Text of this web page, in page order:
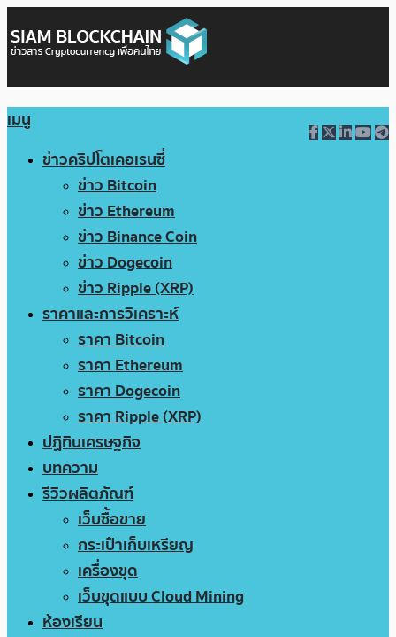
เมนู
ข่าวคริปโตเคอเรนซี่
ข่าว Bitcoin
ข่าว Ethereum
ข่าว Binance Coin
ข่าว Dogecoin
ข่าว Ripple (XRP)
ราคาและการวิเคราะห์
ราคา Bitcoin
ราคา Ethereum
ราคา Dogecoin
ราคา Ripple (XRP)
ปฏิทินเศรษฐกิจ
บทความ
รีวิวผลิตภัณฑ์
เว็บซื้อขาย
กระเป๋าเก็บเหรียญ
เครื่องขุด
เว็บขุดแบบ Cloud Mining
ห้องเรียน